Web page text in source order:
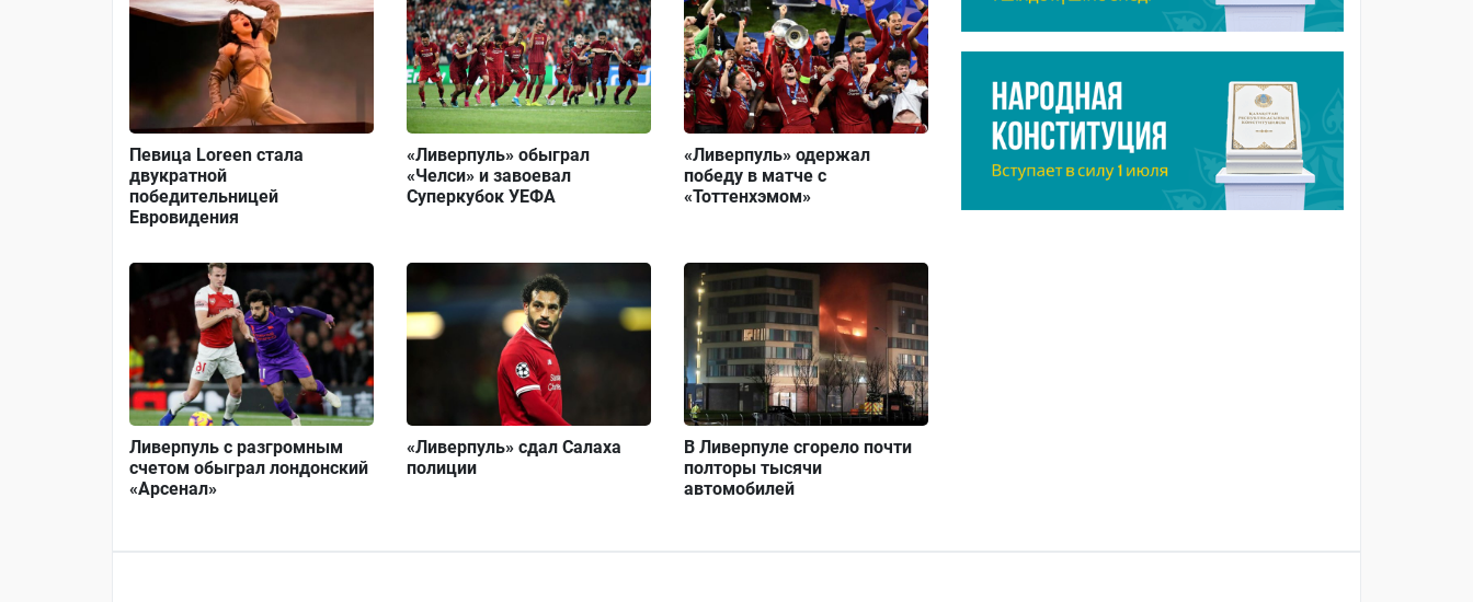
Певица Loreen стала
двукратной
победительницей
Евровидения
«Ливерпуль» обыграл
«Челси» и завоевал
Суперкубок УЕФА
«Ливерпуль» одержал
победу в матче с
«Тоттенхэмом»
Ливерпуль с разгромным
счетом обыграл лондонский
«Арсенал»
«Ливерпуль» сдал Салаха
полиции
В Ливерпуле сгорело почти
полторы тысячи
автомобилей